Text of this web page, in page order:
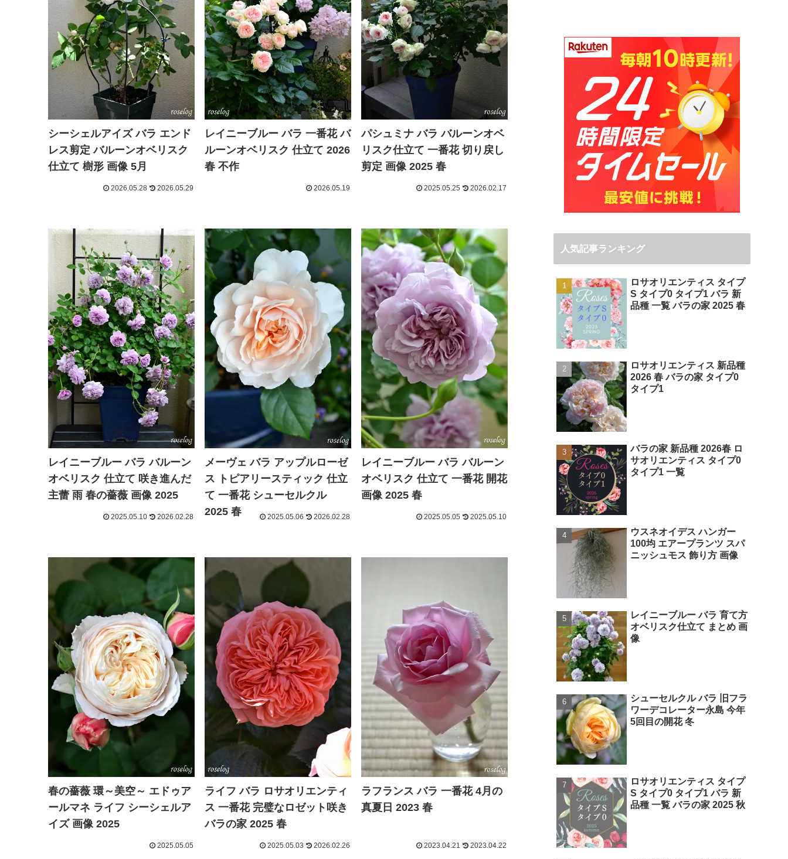
シーシェルアイズ バラ エンド
レス剪定 バルーンオベリスク
仕立て 樹形 画像 5月
2026.05.28 2026.05.29
レイニーブルー バラ 一番花 バ
ルーンオベリスク 仕立て 2026
春 不作
2026.05.19
パシュミナ バラ バルーンオベ
リスク仕立て 一番花 切り戻し
剪定 画像 2025 春
2025.05.25 2026.02.17
レイニーブルー バラ バルーン
オベリスク 仕立て 咲き進んだ
主蕾 雨 春の薔薇 画像 2025
2025.05.10 2026.02.28
メーヴェ バラ アップルローゼ
ス トピアリースティック 仕立
て 一番花 シューセルクル
2025 春
2025.05.06 2026.02.28
レイニーブルー バラ バルーン
オベリスク 仕立て 一番花 開花
画像 2025 春
2025.05.05 2025.05.10
春の薔薇 環～美空～ エドゥア
ールマネ ライフ シーシェルア
イズ 画像 2025
2025.05.05
ライフ バラ ロサオリエンティ
ス 一番花 完璧なロゼット咲き
バラの家 2025 春
2025.05.03 2026.02.26
ラフランス バラ 一番花 4月の
真夏日 2023 春
2023.04.21 2023.04.22
人気記事ランキング
ロサオリエンティス タイプ
S タイプ0 タイプ1 バラ 新
品種 一覧 バラの家 2025 春
ロサオリエンティス 新品種
2026 春 バラの家 タイプ0
タイプ1
バラの家 新品種 2026春 ロ
サオリエンティス タイプ0
タイプ1 一覧
ウスネオイデス ハンガー
100均 エアープランツ スパ
ニッシュモス 飾り方 画像
レイニーブルー バラ 育て方
オベリスク仕立て まとめ 画
像
シューセルクル バラ 旧フラ
ワーデコレーター永島 今年
5回目の開花 冬
ロサオリエンティス タイプ
S タイプ0 タイプ1 バラ 新
品種 一覧 バラの家 2025 秋